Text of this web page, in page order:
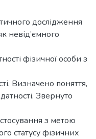
дослідження
невід’ємного
фізичної особи з
Визначено поняття,
Звернуто
з метою
статусу фізичних